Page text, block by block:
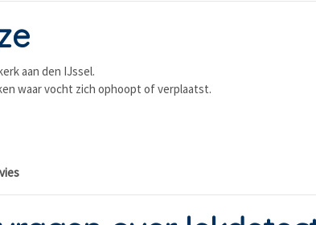
aan den IJssel.
waar vocht zich ophoopt of verplaatst.